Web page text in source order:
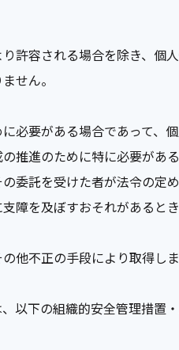
許容される場合を除き、個
せん。
必要がある場合であって、
推進のために特に必要があ
委託を受けた者が法令の定
障を及ぼすおそれがあるとき
他不正の手段により取得しま
以下の組織的安全管理措置